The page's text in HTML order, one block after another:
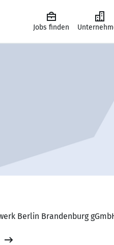
Jobs finden
Berlin Brandenburg